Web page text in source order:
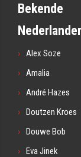
Bekende
Alex Soze
Amalia
André Hazes
Doutzen Kroes
Douwe Bob
Eva Jinek